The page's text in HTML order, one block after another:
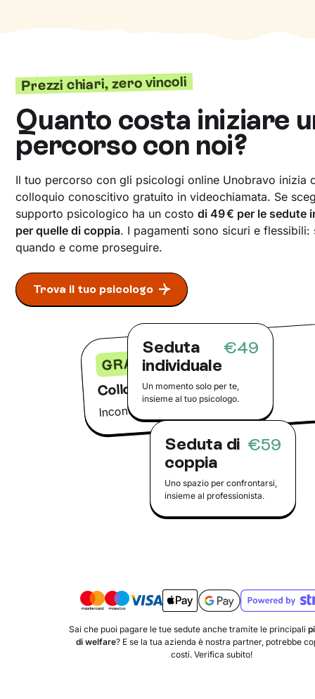
Colloquio conoscitivo
GRATIS
Incontra il tuo psicologo online
Prezzi chiari, zero vincoli
Quanto costa iniziare
percorso con noi?
Il tuo percorso con gli psicologi online Unobravo inizia
colloquio conoscitivo gratuito in videochiamata. Se
supporto psicologico ha un costodi 49 € per le sedute
per quelle di coppia. I pagamenti sono sicuri e flessibili:
quando e come proseguire.
Trova il tuo psicologo
Seduta
individuale
€49
Un momento solo per te,
insieme al tuo psicologo.
Seduta di
coppia
€59
Uno spazio per confrontarsi,
insieme al professionista.
Sai che puoi pagare le tue sedute anche tramite le principali
di welfare? E se la tua azienda è nostra partner, potrebbe
costi. Verifica subito!